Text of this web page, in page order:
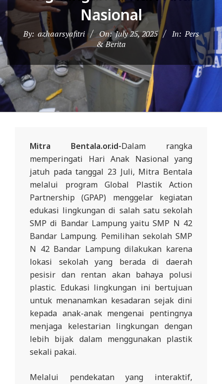
D
O
N
E
S
I
A
-
Nasional
By: azhaarsyafitri On: July 25, 2025 In: Pers
& Berita
Mitra Bentala.or.id-Dalam rangka
memperingati Hari Anak Nasional yang
jatuh pada tanggal 23 Juli, Mitra Bentala
melalui program Global Plastik Action
Partnership (GPAP) menggelar kegiatan
edukasi lingkungan di salah satu sekolah
SMP di Bandar Lampung yaitu SMP N 42
Bandar Lampung. Pemilihan sekolah SMP
N 42 Bandar Lampung dilakukan karena
lokasi sekolah yang berada di daerah
pesisir dan rentan akan bahaya polusi
plastic. Edukasi lingkungan ini bertujuan
untuk menanamkan kesadaran sejak dini
kepada anak-anak mengenai pentingnya
menjaga kelestarian lingkungan dengan
lebih bijak dalam menggunakan plastik
sekali pakai.
Melalui pendekatan yang interaktif,